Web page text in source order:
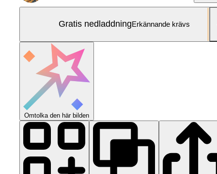
Gratis nedladdningErkännande krävs
Omtolka den här bilden